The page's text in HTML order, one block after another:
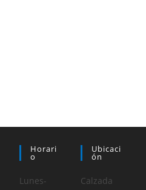
Horari
O
Lunes-
Ubicaci
Ón
Calzada